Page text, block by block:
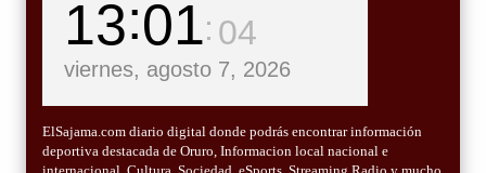
13 01 06
viernes, agosto 7, 2026
ElSajama.com diario digital donde podrás encontrar información
deportiva destacada de Oruro, Informacion local nacional e